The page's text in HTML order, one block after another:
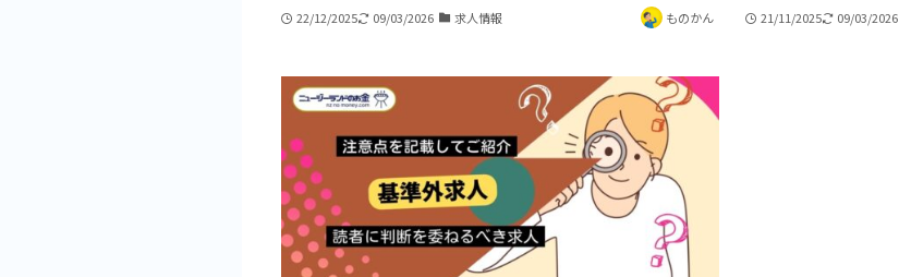
22/12/2025 09/03/2026 求人情報 ものかん 21/11/2025 09/03/2026